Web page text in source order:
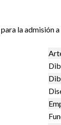
para la admisión